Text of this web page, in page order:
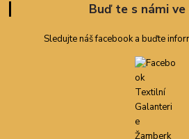
Buď te s námi
Sledujte náš facebook a buďte